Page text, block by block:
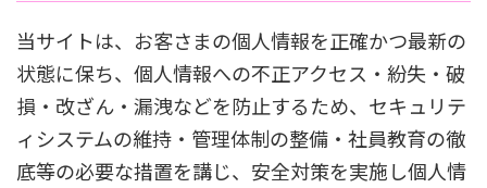
当サイトは、お客さまの個人情報を正確かつ最新の
状態に保ち、個人情報への不正アクセス・紛失・破
損・改ざん・漏洩などを防止するため、セキュリテ
ィシステムの維持・管理体制の整備・社員教育の徹
底等の必要な措置を講じ、安全対策を実施し個人情